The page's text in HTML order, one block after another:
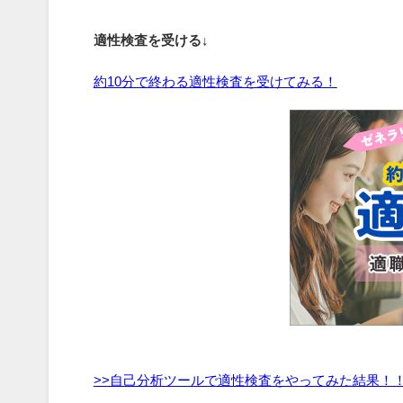
適性検査を受ける↓
約10分で終わる適性検査を受けてみる！
>>自己分析ツールで適性検査をやってみた結果！